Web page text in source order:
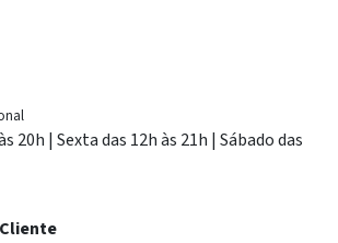
20h | Sexta das 12h às 21h | Sábado das